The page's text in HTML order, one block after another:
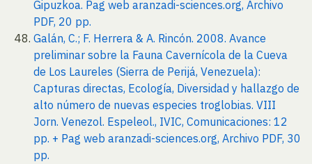
Gipuzkoa. Pag web aranzadi-sciences.org, Archivo
PDF, 20 pp.
Galán, C.; F. Herrera & A. Rincón. 2008. Avance
preliminar sobre la Fauna Cavernícola de la Cueva
de Los Laureles (Sierra de Perijá, Venezuela):
Capturas directas, Ecología, Diversidad y hallazgo de
alto número de nuevas especies troglobias. VIII
Jorn. Venezol. Espeleol., IVIC, Comunicaciones: 12
pp. + Pag web aranzadi-sciences.org, Archivo PDF, 30
pp.